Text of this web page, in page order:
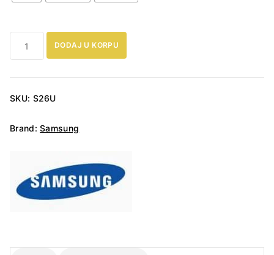
Galaxy
5G
DODAJ U KORPU
SKU: S26U
Brand:Samsung